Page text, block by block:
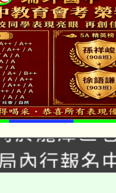
29、30在
於龍潭區
內行報名